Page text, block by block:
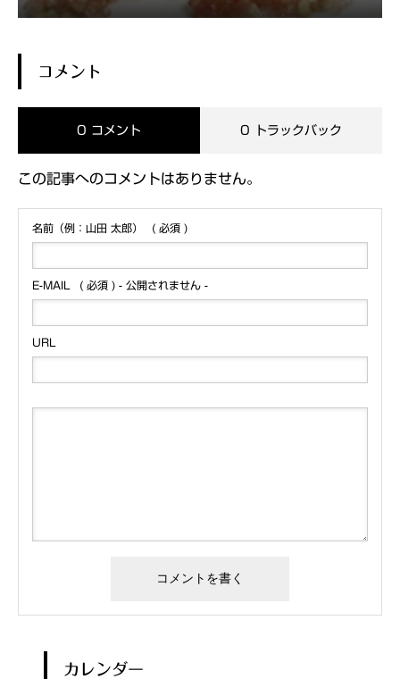
コメント
0 コメント 0 トラックバック
この記事へのコメントはありません。
名前（例：山田 太郎） ( 必須 )
E-MAIL ( 必須 ) - 公開されません -
URL
カレンダー